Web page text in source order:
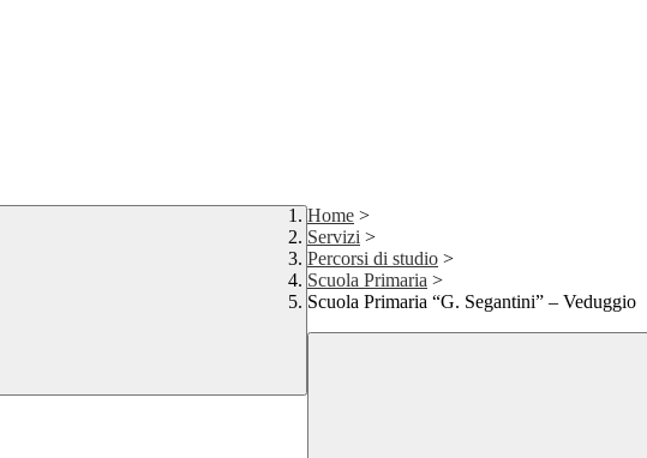
Home >
Servizi >
Percorsi di studio >
Scuola Primaria >
Scuola Primaria “G. Segantini” – Veduggio